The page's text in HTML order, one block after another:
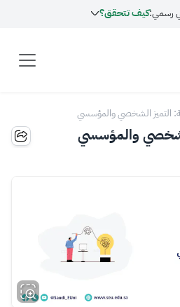
رسمي:كيف تتحقق؟
التميز الشخصي والمؤسسي
والمؤسسي